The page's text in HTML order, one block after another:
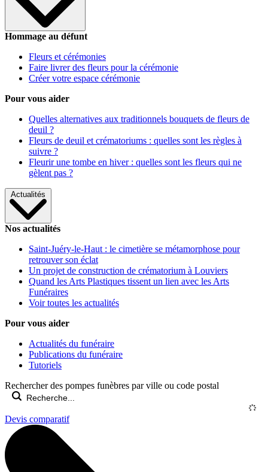
Hommage au défunt
Fleurs et cérémonies
Faire livrer des fleurs pour la cérémonie
Créer votre espace cérémonie
Pour vous aider
Quelles alternatives aux traditionnels bouquets de fleurs de
deuil ?
Fleurs de deuil et crématoriums : quelles sont les règles à
suivre ?
Fleurir une tombe en hiver : quelles sont les fleurs qui ne
gèlent pas ?
Actualités
Nos actualités
Saint-Juéry-le-Haut : le cimetière se métamorphose pour
retrouver son éclat
Un projet de construction de crématorium à Louviers
Quand les Arts Plastiques tissent un lien avec les Arts
Funéraires
Voir toutes les actualités
Pour vous aider
Actualités du funéraire
Publications du funéraire
Tutoriels
Rechercher des pompes funèbres par ville ou code postal
Devis comparatif